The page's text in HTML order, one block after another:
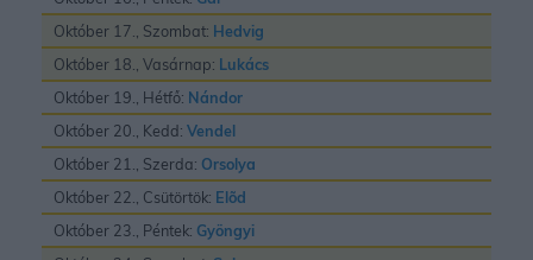
Október 17., Szombat: Hedvig
Október 18., Vasárnap: Lukács
Október 19., Hétfő: Nándor
Október 20., Kedd: Vendel
Október 21., Szerda: Orsolya
Október 22., Csütörtök: Elõd
Október 23., Péntek: Gyöngyi